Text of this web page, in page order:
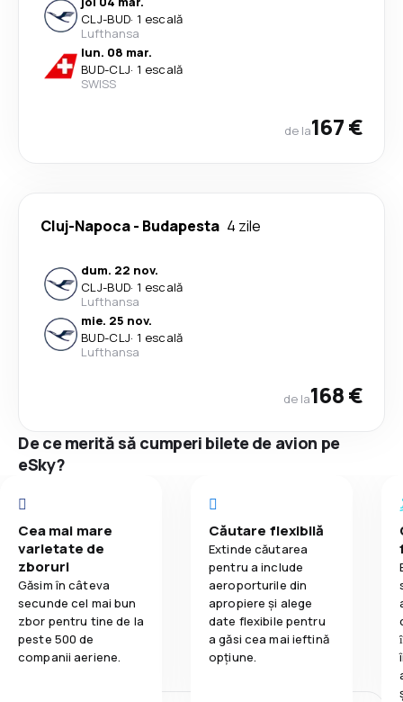
CLJ-BUD· 1 escală
Lufthansa
lun. 08 mar.
BUD-CLJ· 1 escală
SWISS
de la167 €
Cluj-Napoca- Budapesta 4 zile
dum. 22 nov.
CLJ-BUD· 1 escală
Lufthansa
mie. 25 nov.
BUD-CLJ· 1 escală
Lufthansa
de la168 €
De ce merită să cumperi bilete de avion pe
eSky?
Cea mai mare
varietate de
zboruri
Găsim în câteva
secunde cel mai bun
zbor pentru tine de la
peste 500 de
companii aeriene.
Căutare flexibilă
Extinde căutarea
pentru a include
aeroporturile din
apropiere și alege
date flexibile pentru
a găsi cea mai ieftină
opțiune.